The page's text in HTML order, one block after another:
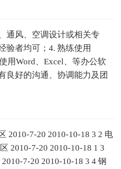
通风、空调设计或相关专
验者均可；4. 熟练使用
用Word、Excel、等办公软
良好的沟通、协调能力及团
2010-7-20 2010-10-18 3 2 电
2010-7-20 2010-10-18 1 3
7-20 2010-10-18 3 4 钢